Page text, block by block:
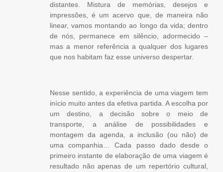
distantes. Mistura de memórias, desejos e
impressões, é um acervo que, de maneira não
linear, vamos montando ao longo da vida; dentro
de nós, permanece em silêncio, adormecido –
mas a menor referência a qualquer dos lugares
que nos habitam faz esse universo despertar.
Nesse sentido, a experiência de uma viagem tem
início muito antes da efetiva partida. A escolha por
um destino, a decisão sobre o meio de
transporte, a análise de possibilidades e
montagem da agenda, a inclusão (ou não) de
uma companhia… Cada passo dado desde o
primeiro instante de elaboração de uma viagem é
resultado não apenas de um repertório cultural,